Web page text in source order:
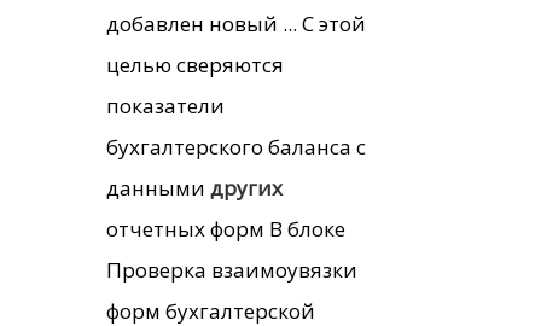
добавлен новый ... С этой
целью сверяются
показатели
бухгалтерского баланса с
данными других
отчетных форм В блоке
Проверка взаимоувязки
форм бухгалтерской